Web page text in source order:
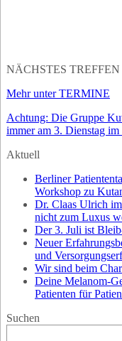
NÄCHSTES
Mehr unter TERMINE
Achtung: Die Gruppe
immer am 3. Dienstag
Aktuell
Berliner
Workshop zu
Dr. Claas Ulrich
nicht zum Luxus
Der 3. Juli ist
Neuer
und
Wir sind beim
Deine Melanom-
Patienten für
Suchen